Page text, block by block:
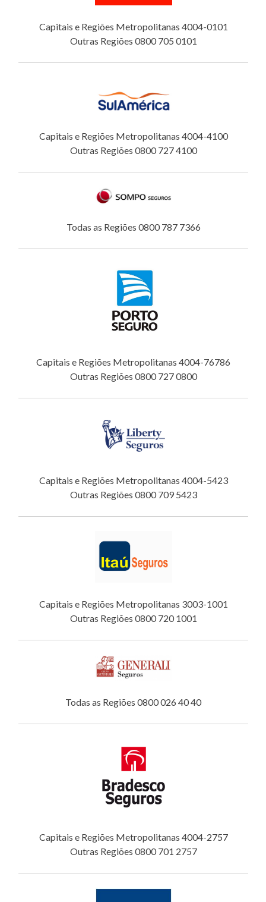
Capitais e Regiões Metropolitanas 4004-0101
Outras Regiões 0800 705 0101
Capitais e Regiões Metropolitanas 4004-4100
Outras Regiões 0800 727 4100
Todas as Regiões 0800 787 7366
Capitais e Regiões Metropolitanas 4004-76786
Outras Regiões 0800 727 0800
Capitais e Regiões Metropolitanas 4004-5423
Outras Regiões 0800 709 5423
Capitais e Regiões Metropolitanas 3003-1001
Outras Regiões 0800 720 1001
Todas as Regiões 0800 026 40 40
Capitais e Regiões Metropolitanas 4004-2757
Outras Regiões 0800 701 2757